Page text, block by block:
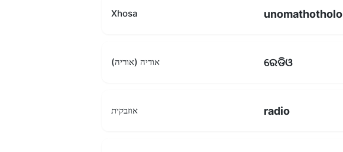
Xhosa unomathotholo
אודיה (אוריה) ରେଡିଓ
אוזבקית radio